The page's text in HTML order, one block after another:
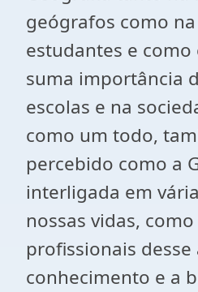
geógrafos como
estudantes e como
suma importância
escolas e na
como um todo,
percebido como a
interligada em
nossas vidas,
profissionais
conhecimento e a